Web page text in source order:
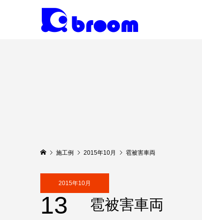
施工例 2015年10月 雹被害車両
2015年10月
13 雹被害車両